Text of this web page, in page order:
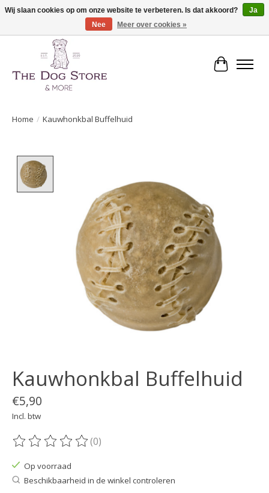
De speciaalzaak in hondenartikelen en meer!
Home / Kauwhonkbal Buffelhuid
Kauwhonkbal Buffelhuid
€5,90
Incl. btw
De beoordeling van dit product is
(0)
Op voorraad
Beschikbaarheid in de winkel controleren
Wij slaan cookies op om onze website te verbeteren. Is dat akkoord?
Ja
Nee
Meer over cookies »